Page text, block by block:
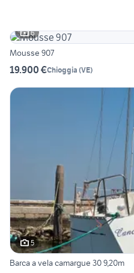
6
Mousse 907
19.900 €Chioggia (VE)
5
Barca a vela camargue 30 9,20m